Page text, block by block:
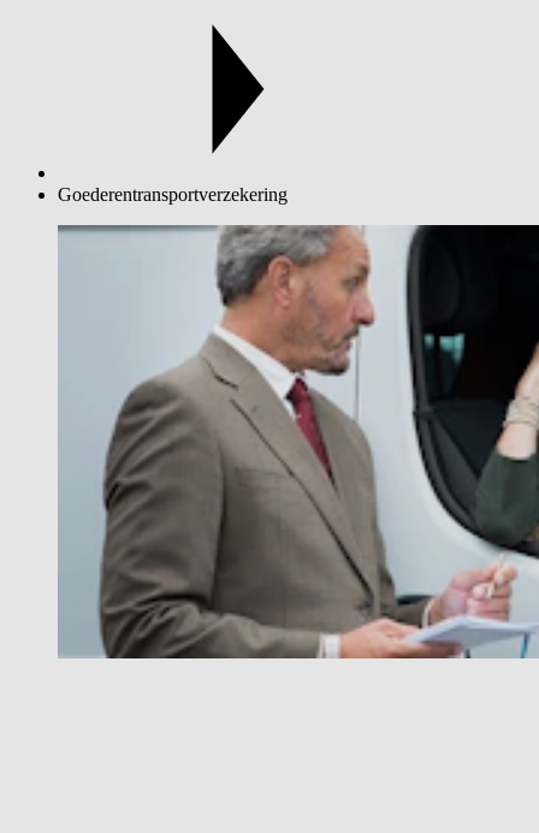
Goederentransportverzekering